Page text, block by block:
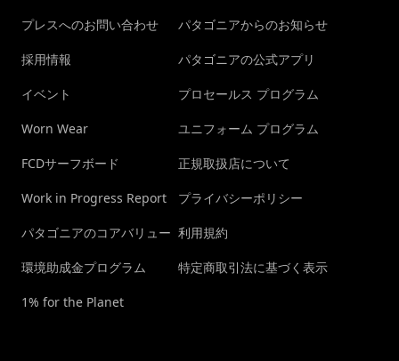
プレスへのお問い合わせ
採用情報
イベント
Worn Wear
FCDサーフボード
Work in Progress Report
パタゴニアのコアバリュー
環境助成金プログラム
1% for the Planet
パタゴニアからのお知らせ
パタゴニアの公式アプリ
プロセールス プログラム
ユニフォーム プログラム
正規取扱店について
プライバシーポリシー
利用規約
特定商取引法に基づく表示